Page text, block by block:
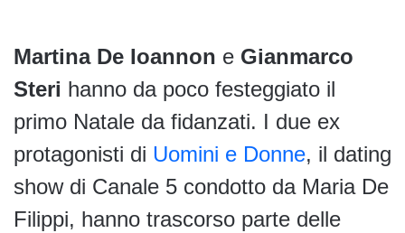
Martina De Ioannon e Gianmarco
Steri hanno da poco festeggiato il
primo Natale da fidanzati. I due ex
protagonisti di Uomini e Donne, il dating
show di Canale 5 condotto da Maria De
Filippi, hanno trascorso parte delle